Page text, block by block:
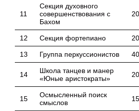
11
Секция духовного
совершенствования с
Бахом
12 Секция фортепиано
13 Группа перкуссионистов
14
Школа танцев и манер
«Юные аристократы»
15
Осмысленный поиск
смыслов